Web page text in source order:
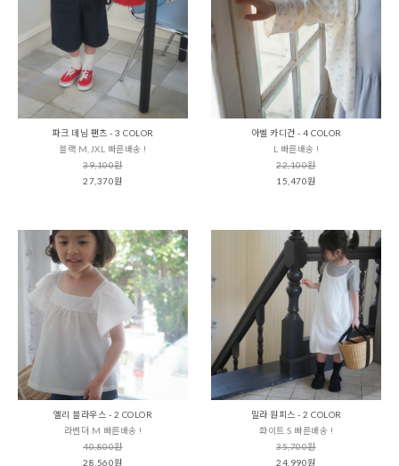
파크 데님 팬츠 - 3 COLOR
블랙 M,JXL 빠른배송 !
39,100원
27,370원
아벨 카디건 - 4 COLOR
L 빠른배송 !
22,100원
15,470원
엘리 블라우스 - 2 COLOR
라벤더 M 빠른배송 !
40,800원
28,560원
밀라 원피스 - 2 COLOR
화이트 S 빠른배송 !
35,700원
24,990원